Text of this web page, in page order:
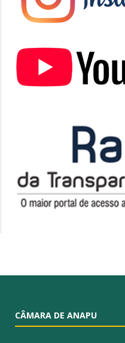
CÂMARA DE ANAPU